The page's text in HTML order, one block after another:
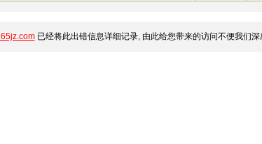
已经将此出错信息详细记录, 由此给您带来的访问不便我们深